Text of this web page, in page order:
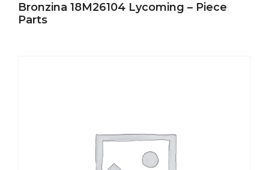
Bronzina 18M26104 Lycoming – Piece
Parts